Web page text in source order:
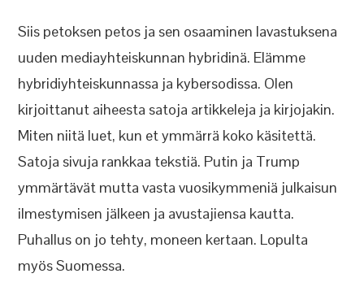
Siis petoksen petos ja sen osaaminen lavastuksena
uuden mediayhteiskunnan hybridinä. Elämme
hybridiyhteiskunnassa ja kybersodissa. Olen
kirjoittanut aiheesta satoja artikkeleja ja kirjojakin.
Miten niitä luet, kun et ymmärrä koko käsitettä.
Satoja sivuja rankkaa tekstiä. Putin ja Trump
ymmärtävät mutta vasta vuosikymmeniä julkaisun
ilmestymisen jälkeen ja avustajiensa kautta.
Puhallus on jo tehty, moneen kertaan. Lopulta
myös Suomessa.